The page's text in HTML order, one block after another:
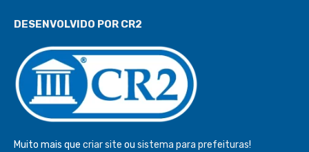
DESENVOLVIDO POR CR2
Muito mais que criar site ou sistema para prefeituras!